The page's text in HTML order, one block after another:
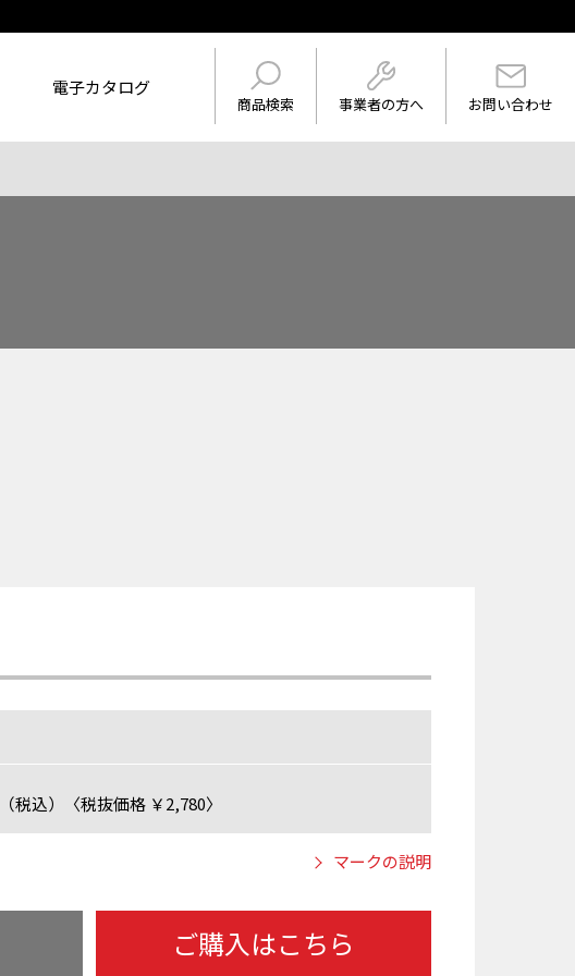
商品検索 事業者の方へ お問い合わせ
電子カタログ
（税込）〈税抜価格 ￥2,780〉
マークの説明
ご購入はこちら